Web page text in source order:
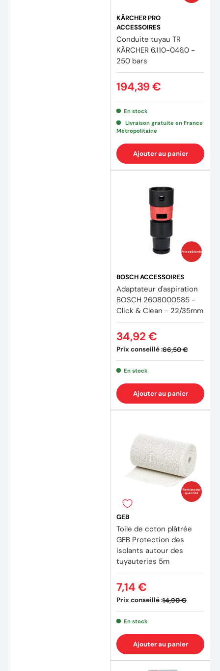
KÄRCHER PRO
ACCESSOIRES
Conduite tuyau TR
KÄRCHER 6.110-046.0 -
250 bars
194,39 €
En stock
Livraison gratuite en France
Métropolitaine
Ajouter au panier
Prix coûtants
BOSCH ACCESSOIRES
Adaptateur d'aspiration
BOSCH 2608000585 -
Click & Clean - 22/35mm
Prix conseillé :66,50 €
34,92 €
En stock
Ajouter au panier
Remises sur
quantité
GEB
Toile de coton plâtrée
GEB Protection des
isolants autour des
tuyauteries 5m
Prix conseillé :14,90 €
7,14 €
En stock
Ajouter au panier